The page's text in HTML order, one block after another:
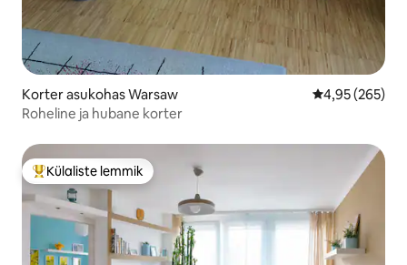
Korter asukohas Warsaw Keskmine
4,95 (265)
Roheline ja hubane korter
Külaliste suur lemmik
Külaliste lemmik